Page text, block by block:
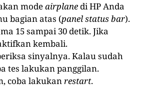
modeairplane di HP Anda
bagian atas (panel status bar).
15 sampai 30 detik. Jika
kembali.
sinyalnya. Kalau sudah
tes lakukan panggilan.
coba lakukanrestart.